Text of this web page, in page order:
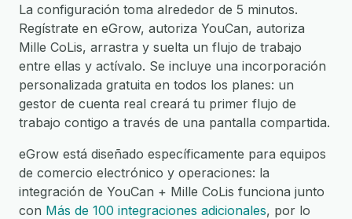
La configuración toma alrededor de 5 minutos.
Regístrate en eGrow, autoriza YouCan, autoriza
Mille CoLis, arrastra y suelta un flujo de trabajo
entre ellas y actívalo. Se incluye una incorporación
personalizada gratuita en todos los planes: un
gestor de cuenta real creará tu primer flujo de
trabajo contigo a través de una pantalla compartida.
eGrow está diseñado específicamente para equipos
de comercio electrónico y operaciones: la
integración de YouCan + Mille CoLis funciona junto
con Más de 100 integraciones adicionales, por lo